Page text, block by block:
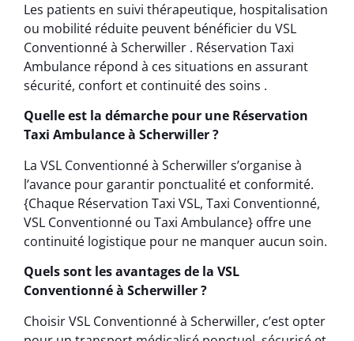
Les patients en suivi thérapeutique, hospitalisation
ou mobilité réduite peuvent bénéficier du VSL
Conventionné à Scherwiller . Réservation Taxi
Ambulance répond à ces situations en assurant
sécurité, confort et continuité des soins .
Quelle est la démarche pour une Réservation
Taxi Ambulance à Scherwiller ?
La VSL Conventionné à Scherwiller s’organise à
l’avance pour garantir ponctualité et conformité.
{Chaque Réservation Taxi VSL, Taxi Conventionné,
VSL Conventionné ou Taxi Ambulance} offre une
continuité logistique pour ne manquer aucun soin.
Quels sont les avantages de la VSL
Conventionné à Scherwiller ?
Choisir VSL Conventionné à Scherwiller, c’est opter